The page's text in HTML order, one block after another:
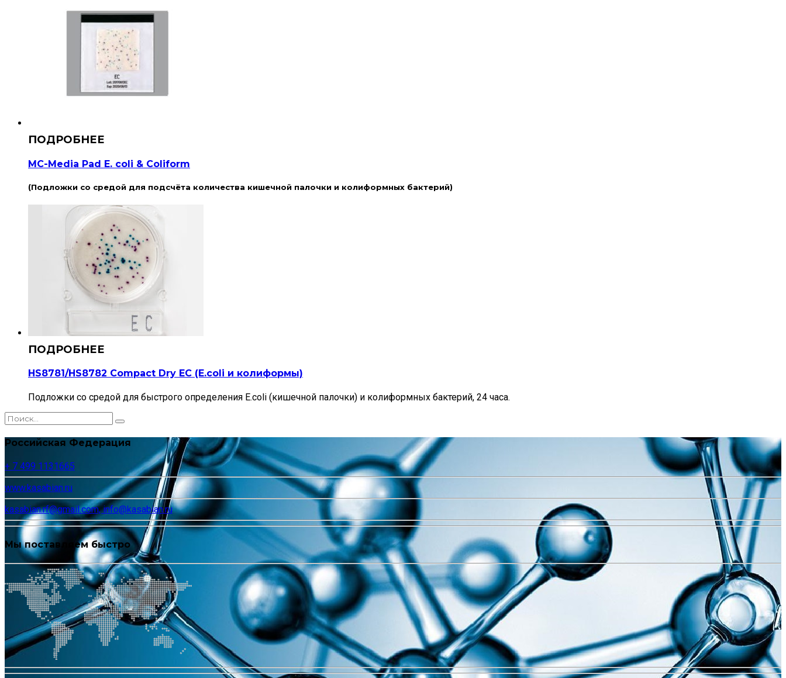
MC-Media Pad E. coli & Coliform
(Подложки со средой для подсчёта количества кишечной палочки и колиформных бактерий)
HS8781/HS8782 Compact Dry EС (E.coli и колиформы)
Подложки со средой для быстрого определения E.coli (кишечной палочки) и колиформных бактерий, 24 часа.
Российская Федерация
+ 7 499 1131665
www.kasabian.ru
kasabian.rf@gmail.com, info@kasabian.ru
Мы поставляем быстро